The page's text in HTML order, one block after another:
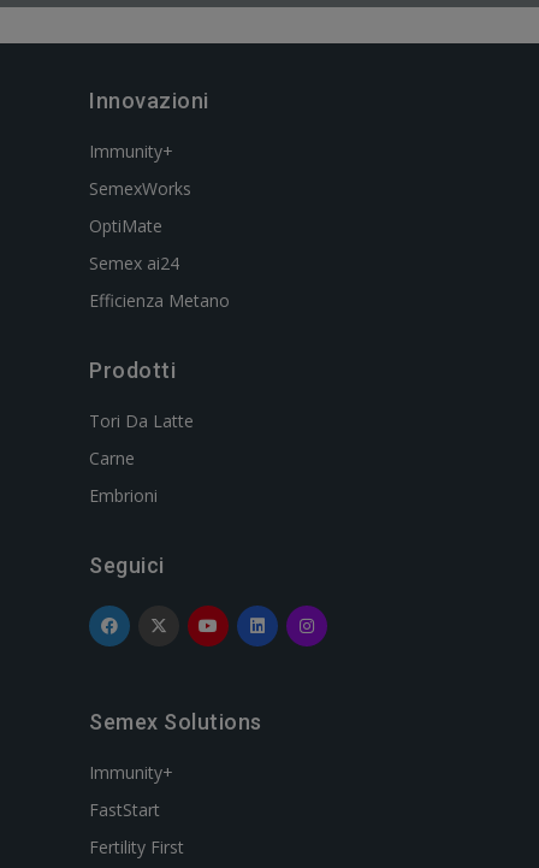
Innovazioni
Immunity+
SemexWorks
OptiMate
Semex ai24
Efficienza Metano
Prodotti
Tori Da Latte
Carne
Embrioni
Seguici
Semex Solutions
Immunity+
FastStart
Fertility First